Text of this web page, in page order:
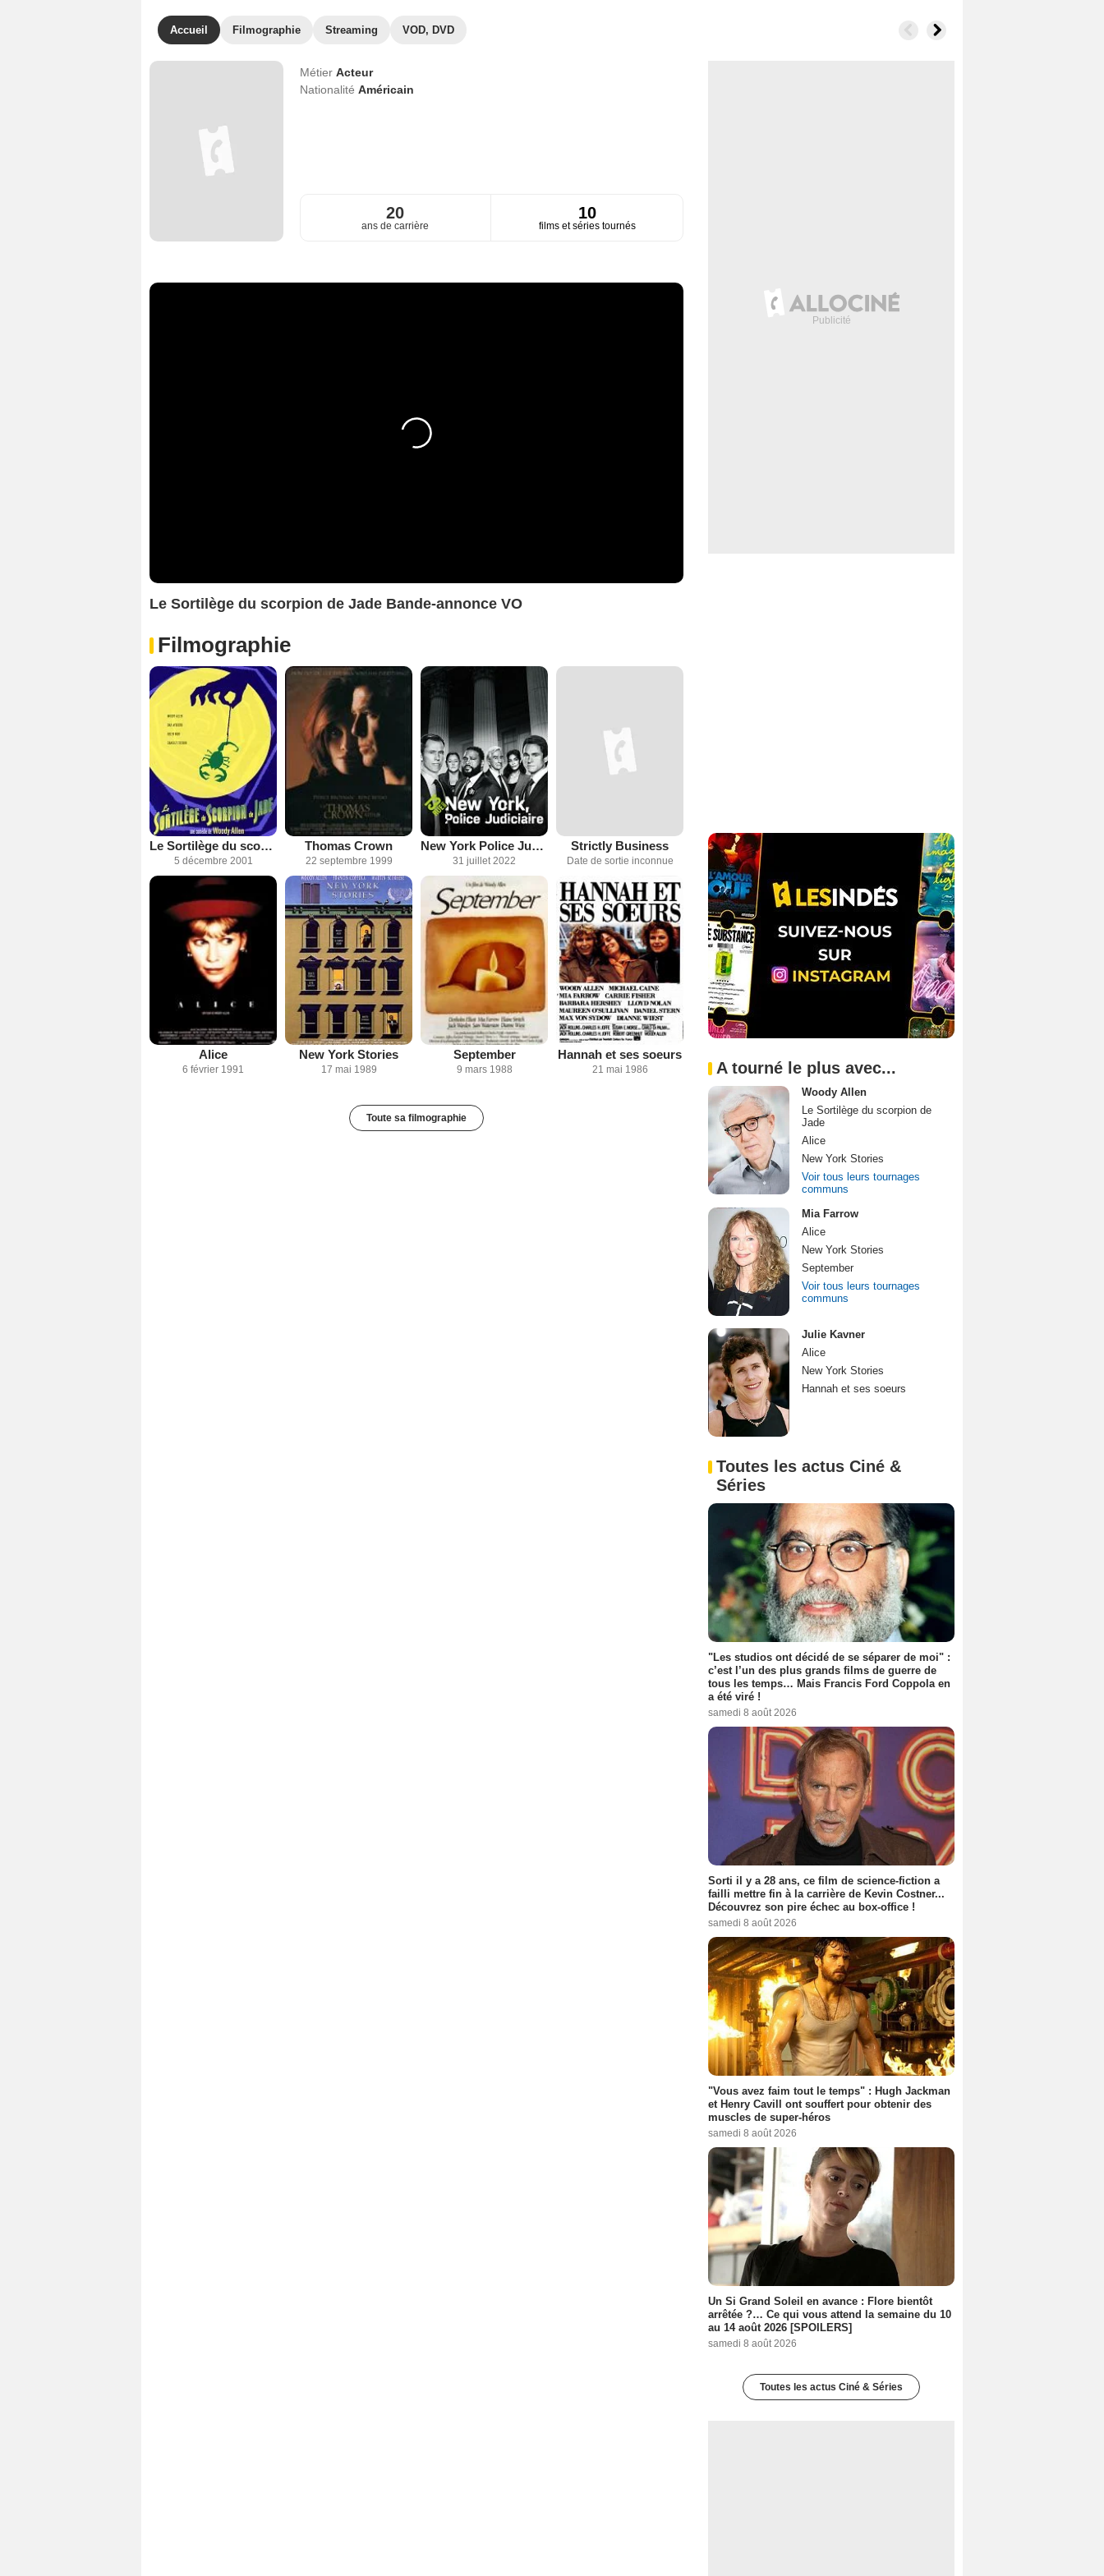
Accueil Filmographie Streaming VOD, DVD
Métier Acteur
Nationalité Américain
20
ans de carrière
10
films et séries tournés
Le Sortilège du scorpion de Jade Bande-annonce VO
Filmographie
Le Sortilège du scorpion de Jade
5 décembre 2001
Thomas Crown
22 septembre 1999
New York Police Judiciaire
31 juillet 2022
Strictly Business
Date de sortie inconnue
Alice
6 février 1991
New York Stories
17 mai 1989
September
9 mars 1988
Hannah et ses soeurs
21 mai 1986
Toute sa filmographie
A tourné le plus avec...
Woody Allen
Le Sortilège du scorpion de
Jade
Alice
New York Stories
Voir tous leurs tournages
communs
Mia Farrow
Alice
New York Stories
September
Voir tous leurs tournages
communs
Julie Kavner
Alice
New York Stories
Hannah et ses soeurs
Toutes les actus Ciné &
Séries
"Les studios ont décidé de se séparer de moi" :
c’est l’un des plus grands films de guerre de
tous les temps… Mais Francis Ford Coppola en
a été viré !
samedi 8 août 2026
Sorti il y a 28 ans, ce film de science-fiction a
failli mettre fin à la carrière de Kevin Costner...
Découvrez son pire échec au box-office !
samedi 8 août 2026
"Vous avez faim tout le temps" : Hugh Jackman
et Henry Cavill ont souffert pour obtenir des
muscles de super-héros
samedi 8 août 2026
Un Si Grand Soleil en avance : Flore bientôt
arrêtée ?… Ce qui vous attend la semaine du 10
au 14 août 2026 [SPOILERS]
samedi 8 août 2026
Toutes les actus Ciné & Séries